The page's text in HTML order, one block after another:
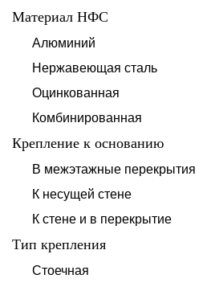
Материал НФС
Алюминий
Нержавеющая сталь
Оцинкованная
Комбинированная
Крепление к основанию
В межэтажные перекрытия
К несущей стене
К стене и в перекрытие
Тип крепления
Стоечная